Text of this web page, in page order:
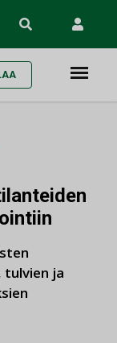
tulvien ja